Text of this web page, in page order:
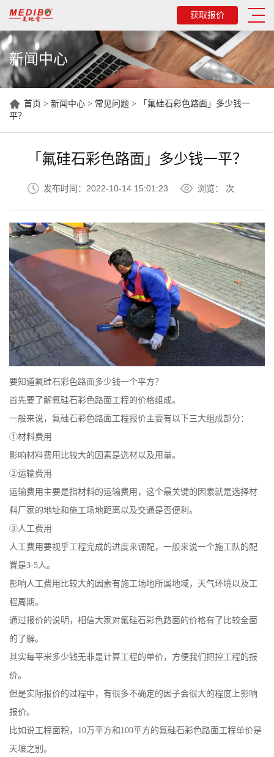
获取报价
新闻中心
首页 > 新闻中心 > 常见问题 >
「氟硅石彩色路面」多少钱一
平？
「氟硅石彩色路面」多少钱一平？
发布时间：2022-10-14 15:01:23 浏览： 次
要知道氟硅石彩色路面多少钱一个平方？
首先要了解氟硅石彩色路面工程的价格组成。
一般来说，氟硅石彩色路面工程报价主要有以下三大组成部分：
①材料费用
影响材料费用比较大的因素是选材以及用量。
②运输费用
运输费用主要是指材料的运输费用，这个最关键的因素就是选择材
料厂家的地址和施工场地距离以及交通是否便利。
③人工费用
人工费用要视乎工程完成的进度来调配，一般来说一个施工队的配
置是3-5人。
影响人工费用比较大的因素有施工场地所属地域，天气环境以及工
程周期。
通过报价的说明，相信大家对氟硅石彩色路面的价格有了比较全面
的了解。
其实每平米多少钱无非是计算工程的单价，方便我们把控工程的报
价。
但是实际报价的过程中，有很多不确定的因子会很大的程度上影响
报价。
比如说工程面积，10万平方和100平方的氟硅石彩色路面工程单价是
天壤之别。